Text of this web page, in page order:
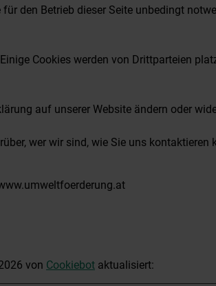
den Betrieb dieser Seite unbedingt
Cookies werden von Drittparteien
auf unserer Website ändern oder
wer wir sind, wie Sie uns kontaktieren
von Cookiebot aktualisiert: